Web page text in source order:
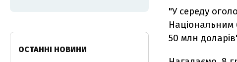
"У середу
Національним
50 млн
ОСТАННІ НОВИНИ